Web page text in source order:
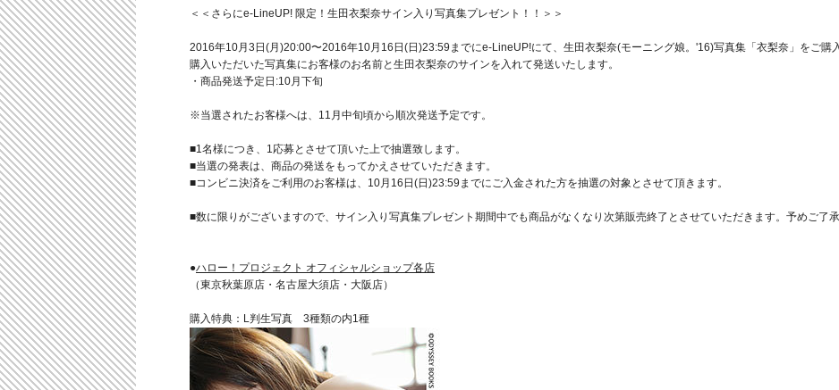
＜＜さらにe-LineUP! 限定！生田衣梨奈サイン入り写真集プレゼント！！＞＞
2016年10月3日(月)20:00〜2016年10月16日(日)23:59までにe-LineUP!にて、生田衣梨奈(モーニング娘。'16)写真集「衣梨奈」をご購
購入いただいた写真集にお客様のお名前と生田衣梨奈のサインを入れて発送いたします。
・商品発送予定日:10月下旬
※当選されたお客様へは、11月中旬頃から順次発送予定です。
■1名様につき、1応募とさせて頂いた上で抽選致します。
■当選の発表は、商品の発送をもってかえさせていただきます。
■コンビニ決済をご利用のお客様は、10月16日(日)23:59までにご入金された方を抽選の対象とさせて頂きます。
■数に限りがございますので、サイン入り写真集プレゼント期間中でも商品がなくなり次第販売終了とさせていただきます。予めご了承
●ハロー！プロジェクト オフィシャルショップ各店
（東京秋葉原店・名古屋大須店・大阪店）
購入特典：L判生写真 3種類の内1種